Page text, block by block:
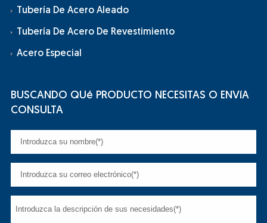
Tubería De Acero Aleado
Tubería De Acero De Revestimiento
Acero Especial
BUSCANDO QUé PRODUCTO NECESITAS O ENVíA
CONSULTA